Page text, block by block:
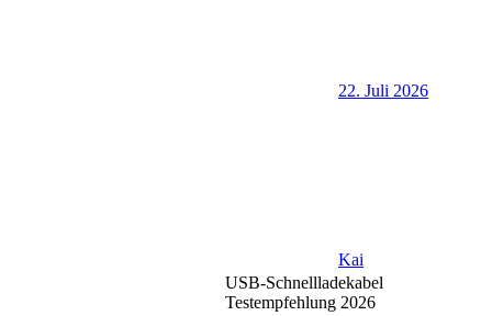
22. Juli 2026
Kai
USB-Schnellladekabel
Testempfehlung 2026